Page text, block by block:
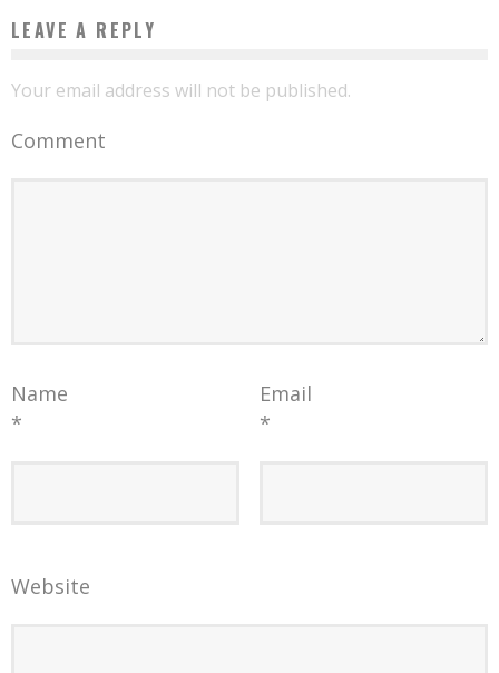
LEAVE A REPLY
Your email address will not be published.
Comment
Name
*
Email
*
Website